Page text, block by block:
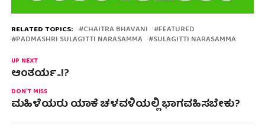
RELATED TOPICS: CHAITRA BHAVANI FEATURED
PADMASHRI SULAGITTI NARASAMMA SULAGITTI NARASAMMA
UP NEXT
ಆಂತರ್ಯ..!?
DON'T MISS
ಮಹಿಳೆಯರು ಯಾಕೆ ಚಳವಳಿಯಲ್ಲಿ ಭಾಗವಹಿಸಬೇಕು?